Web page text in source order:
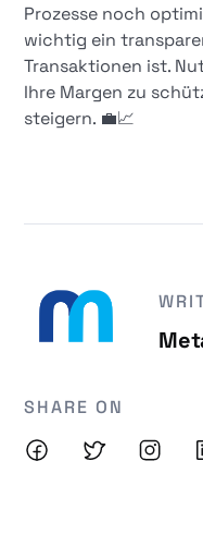
Prozesse noch
wichtig ein
Transaktionen ist.
Ihre Margen zu
steigern. 💼📈
SHARE ON